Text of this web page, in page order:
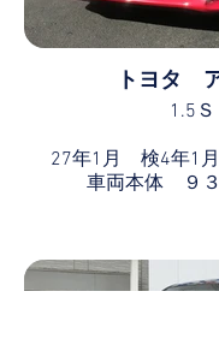
トヨタ
1.5Ｓ
27年1月 検4年1
車両本体 ９